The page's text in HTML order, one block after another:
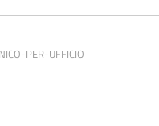
PER-UFFICIO